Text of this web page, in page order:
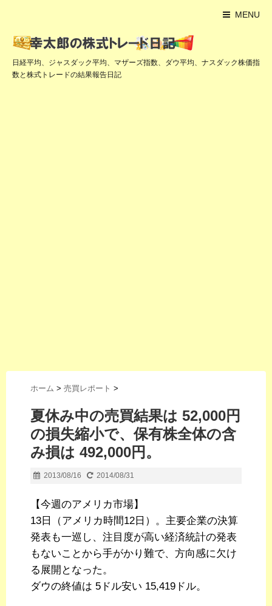
MENU
日経平均、ジャスダック平均、マザーズ指数、ダウ平均、ナスダック株価指
数と株式トレードの結果報告日記
ホーム > 売買レポート >
夏休み中の売買結果は 52,000円
の損失縮小で、保有株全体の含
み損は 492,000円。
2013/08/16 2014/08/31
【今週のアメリカ市場】
13日（アメリカ時間12日）。主要企業の決算
発表も一巡し、注目度が高い経済統計の発表
もないことから手がかり難で、方向感に欠け
る展開となった。
ダウの終値は 5ドル安い 15,419ドル。